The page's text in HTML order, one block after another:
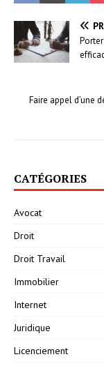
Faire appel d’une
CATÉGORIES
Avocat
Droit
Droit Travail
Immobilier
Internet
Juridique
Licenciement